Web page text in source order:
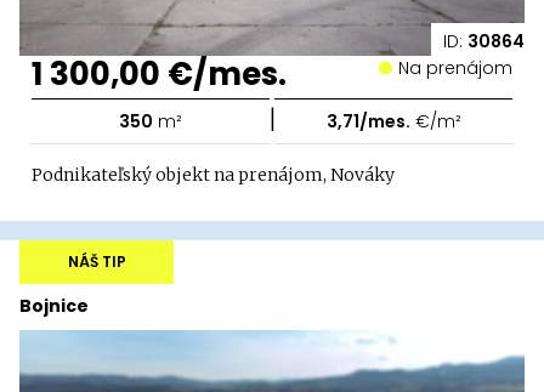
ID: 30864
1 300,00 €/mes. Na prenájom
350 m² | 3,71/mes. €/m²
Podnikateľský objekt na prenájom, Nováky
Bojnice
NÁŠ TIP